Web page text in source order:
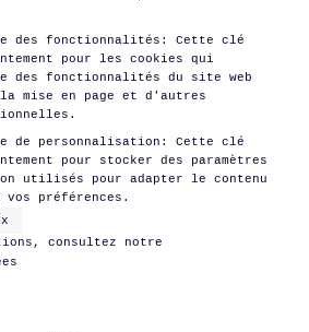
des fonctionnalités :
Cette clé
pour les cookies qui
des fonctionnalités du site web
la mise en page et d'autres
de personnalisation :
Cette clé
pour stocker des paramètres
utilisés pour adapter le contenu
préférences.
consultez notre